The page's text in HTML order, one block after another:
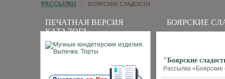
ПЕЧАТНАЯ ВЕРСИЯ
КАТАЛОГА
РАССЫЛКИ › БОЯРСКИЕ СЛАДОСТИ
БОЯРСКИЕ
"Боярские
Рассылка